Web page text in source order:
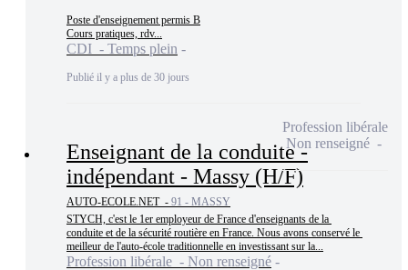
Poste d'enseignement permis B
Cours pratiques, rdv...
CDI - Temps plein
Publié il y a plus de 30 jours
Enseignant de la conduite -
indépendant - Massy (H/F)
AUTO-ECOLE.NET - 91 - MASSY
STYCH, c'est le 1er employeur de France d'enseignants de la
conduite et de la sécurité routière en France. Nous avons conservé le
meilleur de l'auto-école traditionnelle en investissant sur la...
Profession libérale - Non renseigné
Profession libérale
Non renseigné